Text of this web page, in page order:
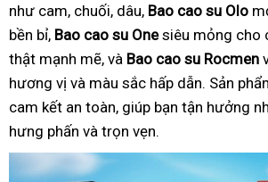
như cam, chuối, dâu, Bao cao su Olo
bền bỉ, Bao cao su Onesiêu mỏng cho
thật mạnh mẽ, và Bao cao su Rocmen
hương vị và màu sắc hấp dẫn. Sản
cam kết an toàn, giúp bạn tận hưởng
hưng phấn và trọn vẹn.